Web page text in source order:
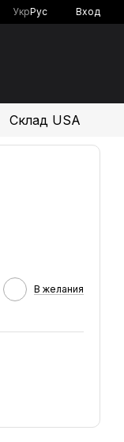
УкрРус Вход
Склад USA
В желания